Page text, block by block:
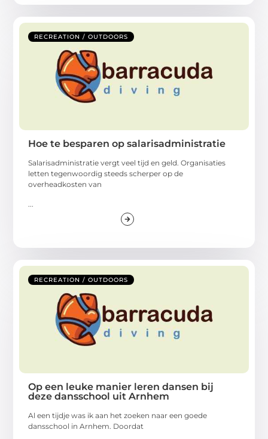
RECREATION / OUTDOORS
Hoe te besparen op salarisadministratie
Salarisadministratie vergt veel tijd en geld. Organisaties
letten tegenwoordig steeds scherper op de
overheadkosten van
RECREATION / OUTDOORS
Op een leuke manier leren dansen bij
deze dansschool uit Arnhem
Al een tijdje was ik aan het zoeken naar een goede
dansschool in Arnhem. Doordat